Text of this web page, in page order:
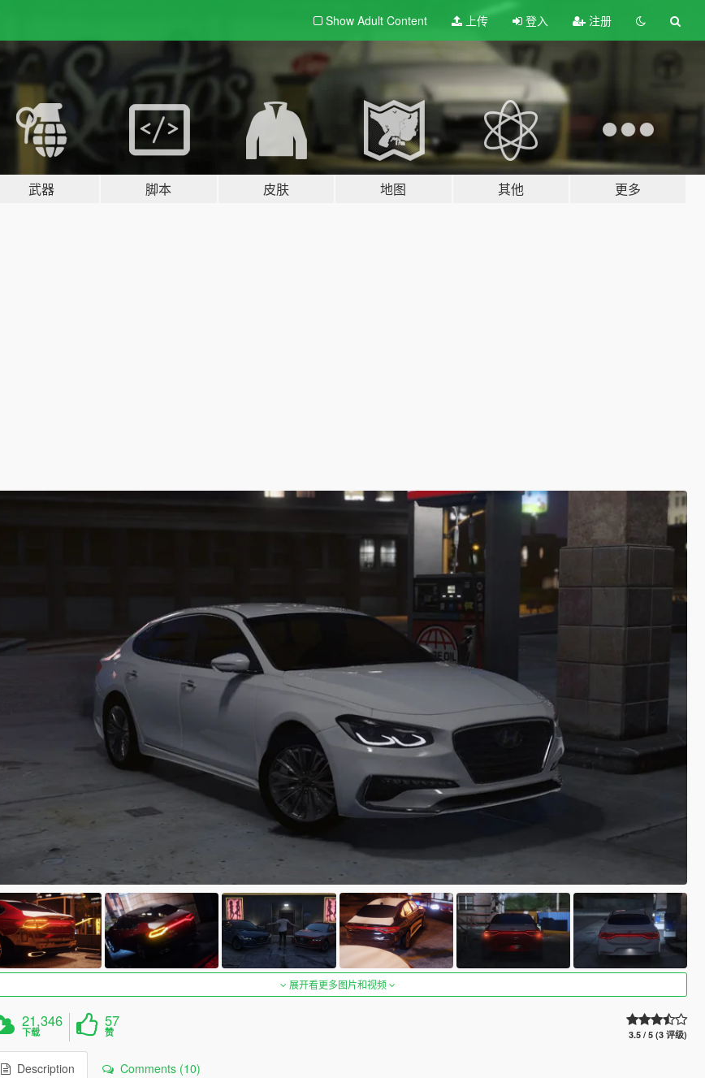
Show Adult Content 上传 登入 注册
武器 脚本 皮肤 地图 其他 更多
展开看更多图片和视频
21,346
下载
57
赞 3.5 / 5 (3 评级)
Description Comments (10)